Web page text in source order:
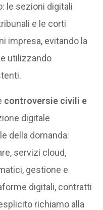
le sezioni digitali
e le corti
impresa, evitando la
utilizzando
controversie civili e
digitale
della domanda:
servizi cloud,
gestione e
digitali, contratti
richiamo alla